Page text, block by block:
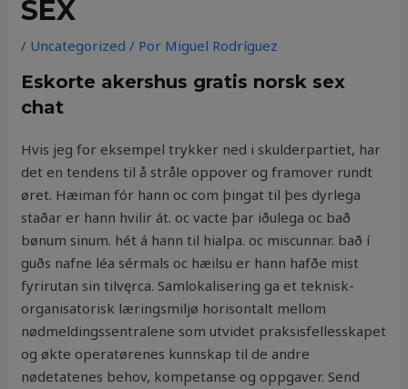
SEX
/ Uncategorized / Por Miguel Rodríguez
Eskorte akershus gratis norsk sex
chat
Hvis jeg for eksempel trykker ned i skulderpartiet, har
det en tendens til å stråle oppover og framover rundt
øret. Hæiman fór hann oc com þingat til þes dyrlega
staðar er hann hvilir át. oc vacte þar iðulega oc bað
bønum sinum. hét á hann til hialpa. oc miscunnar. bað í
guðs nafne léa sérmals oc hæilsu er hann hafðe mist
fyrirutan sin tilvęrca. Samlokalisering ga et teknisk-
organisatorisk læringsmiljø horisontalt mellom
nødmeldingssentralene som utvidet praksisfellesskapet
og økte operatørenes kunnskap til de andre
nødetatenes behov, kompetanse og oppgaver. Send